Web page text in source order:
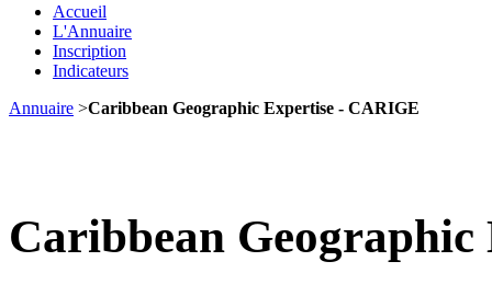
Accueil
L'Annuaire
Inscription
Indicateurs
Annuaire >Caribbean Geographic Expertise - CARIGE
Caribbean